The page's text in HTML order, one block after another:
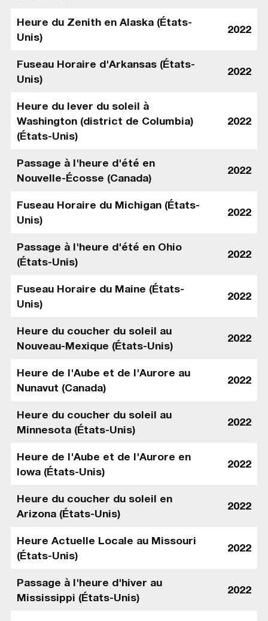
Heure du Zenith en Alaska (États-
Unis)
2022
Fuseau Horaire d'Arkansas (États-
Unis)
2022
Heure du lever du soleil à
Washington (district de Columbia)
(États-Unis)
2022
Passage à l'heure d'été en
Nouvelle-Écosse (Canada)
2022
Fuseau Horaire du Michigan (États-
Unis)
2022
Passage à l'heure d'été en Ohio
(États-Unis)
2022
Fuseau Horaire du Maine (États-
Unis)
2022
Heure du coucher du soleil au
Nouveau-Mexique (États-Unis)
2022
Heure de l'Aube et de l'Aurore au
Nunavut (Canada)
2022
Heure du coucher du soleil au
Minnesota (États-Unis)
2022
Heure de l'Aube et de l'Aurore en
Iowa (États-Unis)
2022
Heure du coucher du soleil en
Arizona (États-Unis)
2022
Heure Actuelle Locale au Missouri
(États-Unis)
2022
Passage à l'heure d'hiver au
Mississippi (États-Unis)
2022